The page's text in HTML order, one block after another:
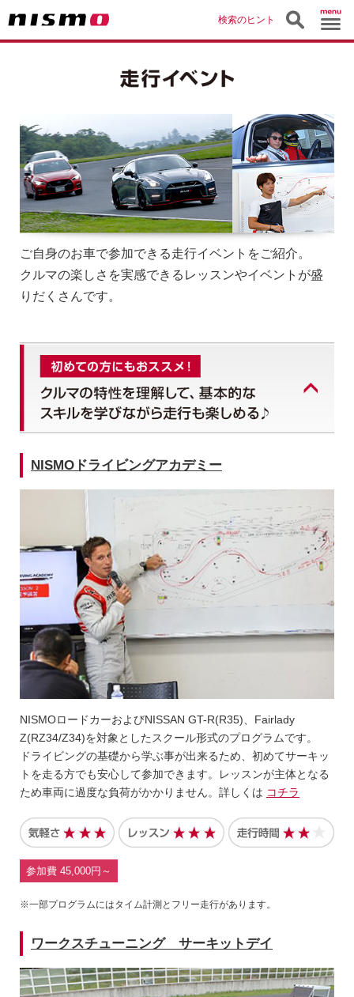
検索のヒント
ご自身のお車で参加できる走行イベントをご紹介。
クルマの楽しさを実感できるレッスンやイベントが盛
りだくさんです。
NISMOドライビングアカデミー
NISMOロードカーおよびNISSAN GT-R(R35)、Fairlady
Z(RZ34/Z34)を対象としたスクール形式のプログラムです。
ドライビングの基礎から学ぶ事が出来るため、初めてサーキッ
トを走る方でも安心して参加できます。レッスンが主体となる
ため車両に過度な負荷がかかりません。詳しくは コチラ
参加費 45,000円～
※一部プログラムにはタイム計測とフリー走行があります。
ワークスチューニング サーキットデイ